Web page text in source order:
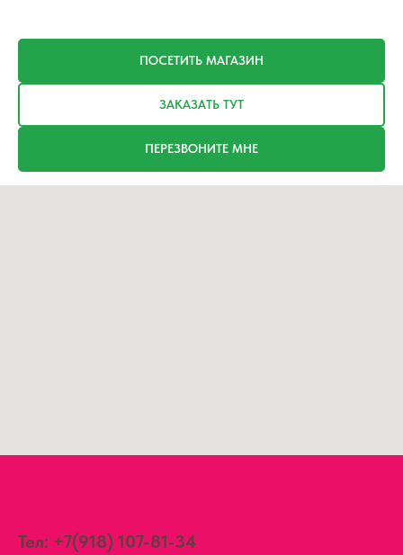
ПОСЕТИТЬ МАГАЗИН
ЗАКАЗАТЬ ТУТ
ПЕРЕЗВОНИТЕ МНЕ
Тел: +7(918) 107-81-34